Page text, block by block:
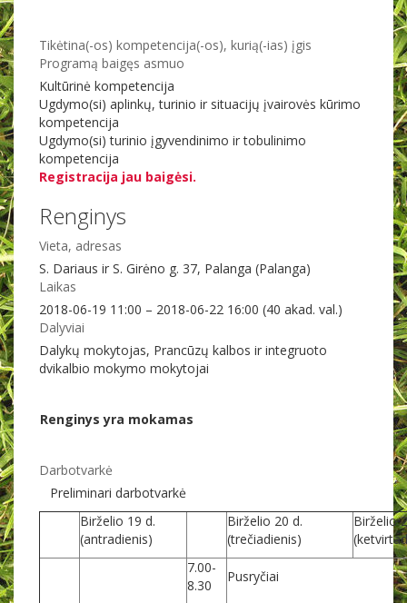
Tikėtina(-os) kompetencija(-os), kurią(-ias) įgis
Programą baigęs asmuo
Kultūrinė kompetencija
Ugdymo(si) aplinkų, turinio ir situacijų įvairovės kūrimo
kompetencija
Ugdymo(si) turinio įgyvendinimo ir tobulinimo
kompetencija
Registracija jau baigėsi.
Renginys
Vieta, adresas
S. Dariaus ir S. Girėno g. 37, Palanga (Palanga)
Laikas
2018-06-19 11:00 – 2018-06-22 16:00 (40 akad. val.)
Dalyviai
Dalykų mokytojas, Prancūzų kalbos ir integruoto
dvikalbio mokymo mokytojai
Renginys yra mokamas
Darbotvarkė
Preliminari darbotvarkė
Birželio 19 d.
(antradienis)
Birželio 20 d.
(trečiadienis)
Birželio
7.00-
8.30
Pusryčiai